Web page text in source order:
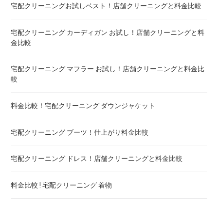
布団クリーニング+レンタル布団 ! 値段 比較
エアウィーヴ マットレスのクリーニング ! どこがいい
布団の洗濯ネット コインランドリー ! ドラム式におすすめは
布団クリーニング 防ダニ加工 ! 効果と危険性
ゴアテックス 羽毛布団 クリーニング ! 料金ランキング
宅配クリーニングお試しベスト！店舗クリーニングと料金比較
宅配クリーニング カーディガン お試し！店舗クリーニングと料
金比較
宅配クリーニング マフラー お試し！店舗クリーニングと料金比
較
料金比較！宅配クリーニング ダウンジャケット
宅配クリーニング ブーツ！仕上がり料金比較
宅配クリーニング ドレス！店舗クリーニングと料金比較
料金比較 ! 宅配クリーニング 着物